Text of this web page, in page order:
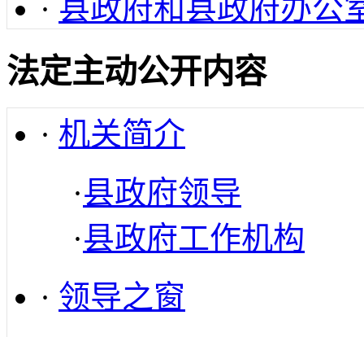
· 县政府和县政府办公
法定主动公开内容
· 机关简介
·县政府领导
·县政府工作机构
· 领导之窗